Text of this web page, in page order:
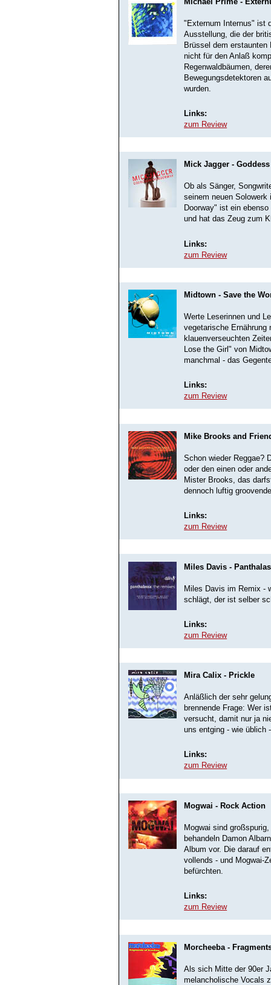
"Externum Internus" ist
Ausstellung, die der
Brüssel dem
nicht für den Anlaß
Regenwaldbäumen,
Bewegungsdetektoren
wurden.
Links:
zum Review
Mick Jagger -
Ob als Sänger,
seinem neuen
Doorway" ist ein
und hat das Zeug zum
Links:
zum Review
Midtown - Save the
Werte Leserinnen und
vegetarische Ernährung
klauenverseuchten
Lose the Girl" von
manchmal - das
Links:
zum Review
Mike Brooks and
Schon wieder Reggae?
oder den einen oder
Mister Brooks, das
dennoch luftig
Links:
zum Review
Miles Davis -
Miles Davis im Remix -
schlägt, der ist selber
Links:
zum Review
Mira Calix - Prickle
Anläßlich der sehr
brennende Frage: Wer
versucht, damit nur ja
uns entging - wie üblich
Links:
zum Review
Mogwai - Rock Action
Mogwai sind
behandeln Damon
Album vor. Die darauf
vollends - und Mogwai-
befürchten.
Links:
zum Review
Morcheeba -
Als sich Mitte der 90er
melancholische Vocals